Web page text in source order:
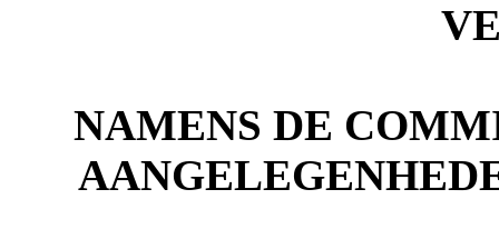
NAMENS DE